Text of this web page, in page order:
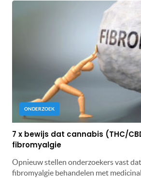
ONDERZOEK
7 x bewijs dat cannabis (THC/
fibromyalgie
Opnieuw stellen onderzoekers vast
fibromyalgie behandelen met